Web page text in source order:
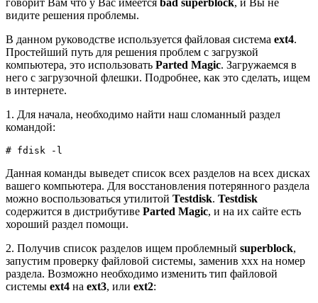
видите решения проблемы.
В данном руководстве используется файловая система ext4.
Простейший путь для решения проблем с загрузкой
компьютера, это использовать Parted Magic. Загружаемся в
него с загрузочной флешки. Подробнее, как это сделать, ищем
в интернете.
1. Для начала, необходимо найти наш сломанный раздел
командой:
# fdisk -l
Данная команды выведет список всех разделов на всех дисках
вашего компьютера. Для восстановления потерянного раздела
можно воспользоваться утилитой Testdisk. Testdisk
содержится в дистрибутиве Parted Magic, и на их сайте есть
хороший раздел помощи.
2. Получив список разделов ищем проблемный superblock,
запустим проверку файловой системы, заменив xxx на номер
раздела. Возможно необходимо изменить тип файловой
системы ext4 на ext3, или ext2: